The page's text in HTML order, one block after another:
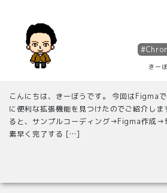
きー
こんにちは、きーぼうです。 今回はFigma
に便利な拡張機能を見つけたのでご紹介し
ると、サンプルコーディング→Figma作成
素早く完了する […]